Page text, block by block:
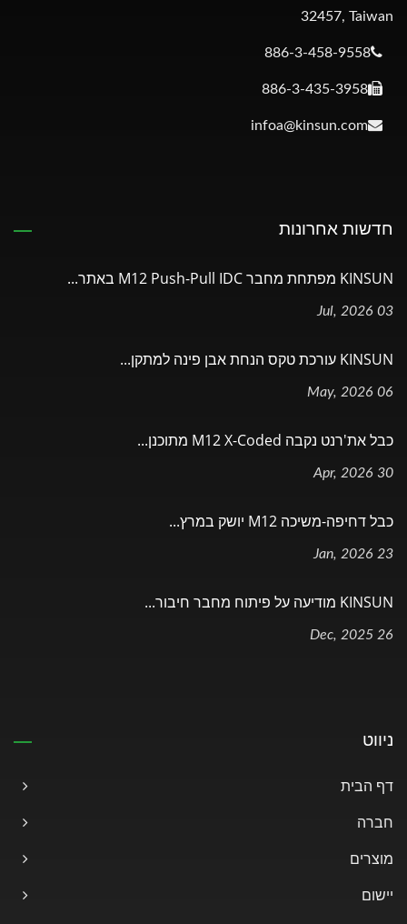
32457, Taiwan
886-3-458-9558
886-3-435-3958
infoa@kinsun.com
חדשות אחרונות
KINSUN מפתחת מחבר M12 Push-Pull IDC באתר...
03 Jul, 2026
KINSUN עורכת טקס הנחת אבן פינה למתקן...
06 May, 2026
כבל את'רנט נקבה M12 X-Coded מתוכנן...
30 Apr, 2026
כבל דחיפה-משיכה M12 יושק במרץ...
23 Jan, 2026
KINSUN מודיעה על פיתוח מחבר חיבור...
26 Dec, 2025
ניווט
דף הבית
חברה
מוצרים
יישום